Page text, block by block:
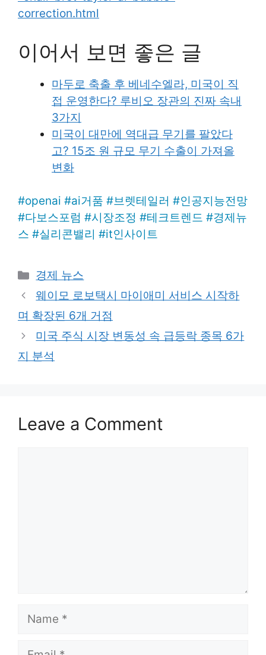
correction.html
이어서 보면 좋은 글
마두로 축출 후 베네수엘라, 미국이 직
접 운영한다? 루비오 장관의 진짜 속내
3가지
미국이 대만에 역대급 무기를 팔았다
고? 15조 원 규모 무기 수출이 가져올
변화
#openai #ai거품 #브렛테일러 #인공지능전망
#다보스포럼 #시장조정 #테크트렌드 #경제뉴
스 #실리콘밸리 #it인사이트
Categories
경제 뉴스
웨이모 로보택시 마이애미 서비스 시작하
며 확장된 6개 거점
미국 주식 시장 변동성 속 급등락 종목 6가
지 분석
Leave a Comment
Name
Email